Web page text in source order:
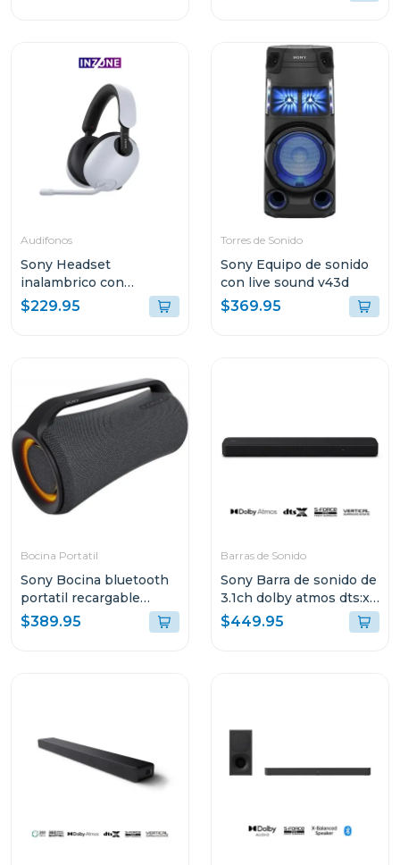
Audifonos
Sony Headset
inalambrico con
microfono inzone h7
whg700
$229.95
Torres de Sonido
Sony Equipo de sonido
con live sound v43d
$369.95
Bocina Portatil
Sony Bocina bluetooth
portatil recargable
xg500
$389.95
Barras de Sonido
Sony Barra de sonido de
3.1ch dolby atmos dts:x
s2000
$449.95